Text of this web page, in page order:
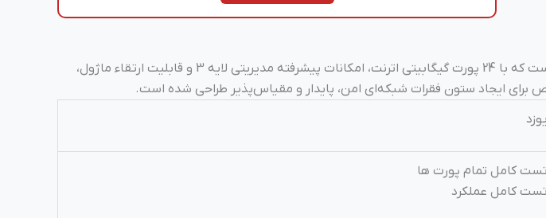
از سری محبوب و پرکاربرد 3560X شرکت سیسکو است که با 24 پورت گیگابیتی اترنت، امکانات پیشرفته مدیریتی لایه 3 و قابلیت ارتقاء ماژول،
ایجاد ستون فقرات شبکه‌ای امن، پایدار و مقیاس‌پذیر طراحی شده است.
یوزد
تست کامل تمام پورت ها
تست کامل عملکرد